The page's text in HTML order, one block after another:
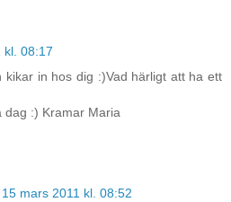
kl. 08:17
kikar in hos dig :)Vad härligt att ha ett
dag :) Kramar Maria
15 mars 2011 kl. 08:52